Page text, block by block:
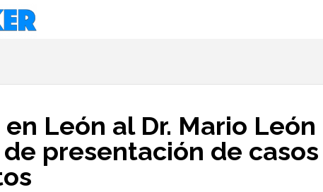
León al Dr. Mario León
presentación de casos